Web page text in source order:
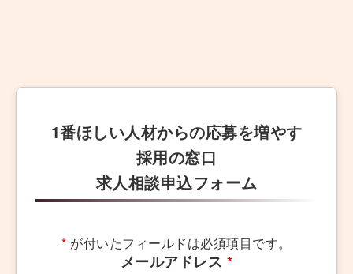
1番ほしい人材からの応募を増やす
採用の窓口
求人相談申込フォーム
* が付いたフィールドは必須項目です。
メールアドレス *